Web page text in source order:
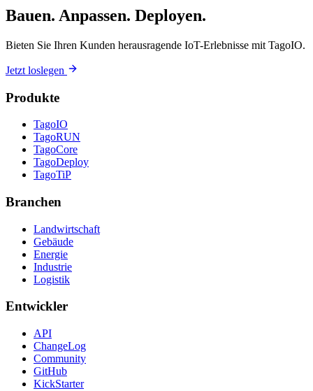
Bauen. Anpassen. Deployen.
Bieten Sie Ihren Kunden herausragende IoT-Erlebnisse mit TagoIO.
Jetzt loslegen
Produkte
TagoIO
TagoRUN
TagoCore
TagoDeploy
TagoTiP
Branchen
Landwirtschaft
Gebäude
Energie
Industrie
Logistik
Entwickler
API
ChangeLog
Community
GitHub
KickStarter